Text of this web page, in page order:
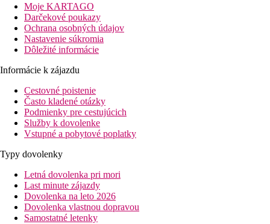
Moje KARTAGO
Darčekové poukazy
Ochrana osobných údajov
Nastavenie súkromia
Dôležité informácie
Informácie k zájazdu
Cestovné poistenie
Často kladené otázky
Podmienky pre cestujúcich
Služby k dovolenke
Vstupné a pobytové poplatky
Typy dovolenky
Letná dovolenka pri mori
Last minute zájazdy
Dovolenka na leto 2026
Dovolenka vlastnou dopravou
Samostatné letenky